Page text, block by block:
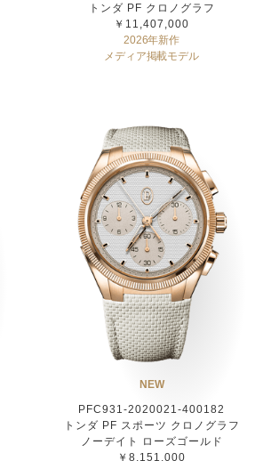
トンダ PF クロノグラフ
￥11,407,000
2026年新作
メディア掲載モデル
NEW
PFC931-2020021-400182
トンダ PF スポーツ クロノグラフ
ノーデイト ローズゴールド
￥8,151,000